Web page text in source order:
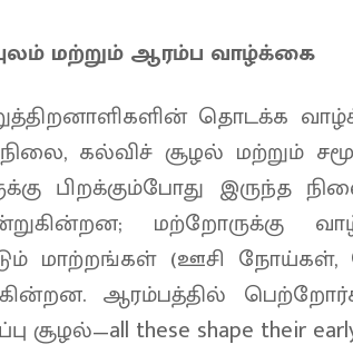
மற்றும் ஆரம்ப வாழ்க்கை
தொடக்க
கல்விச் சூழல் மற்றும்
பிறக்கும்போது இருந்த
மற்றோருக்கு
மாற்றங்கள் (ஊசி நோய்கள்,
ஆரம்பத்தில்
சூழல்—all these shape their